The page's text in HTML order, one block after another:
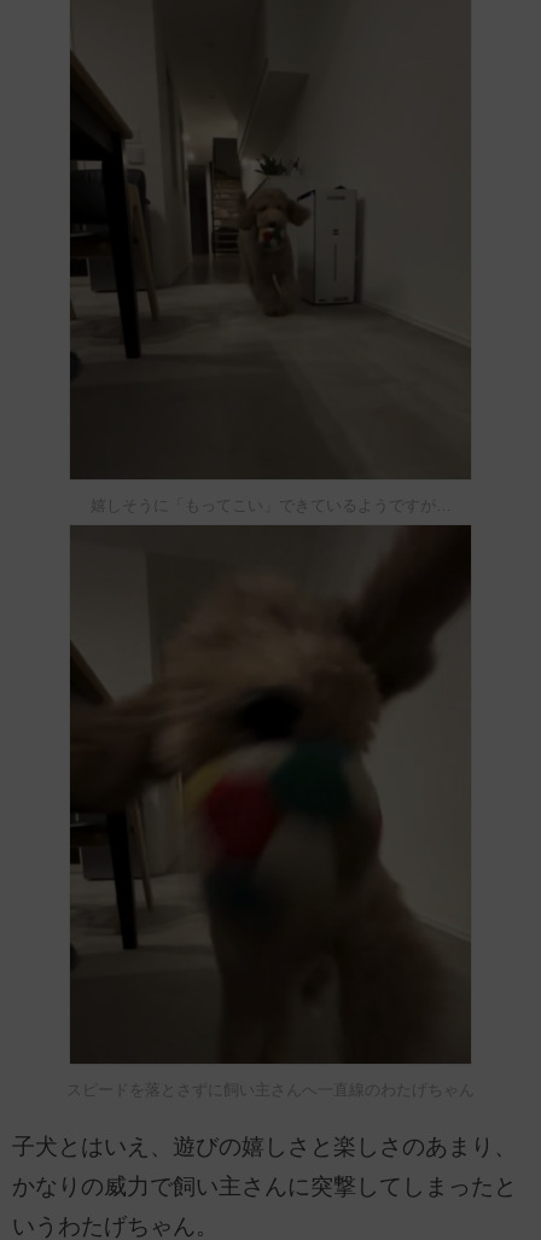
嬉しそうに「もってこい」できているようですが…
スピードを落とさずに飼い主さんへ一直線のわたげちゃん
子犬とはいえ、遊びの嬉しさと楽しさのあまり、
かなりの威力で飼い主さんに突撃してしまったと
いうわたげちゃん。